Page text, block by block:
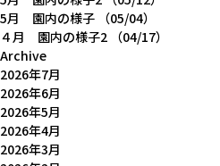
5月 園内の様子 （05/04）
４月 園内の様子2 （04/17）
Archive
2026年7月
2026年6月
2026年5月
2026年4月
2026年3月